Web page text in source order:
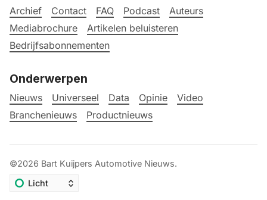
Archief Contact FAQ Podcast
Auteurs
Mediabrochure
Artikelen beluisteren
Bedrijfsabonnementen
Onderwerpen
Nieuws Universeel Data Opinie
Video
Branchenieuws
Productnieuws
©2026 Bart Kuijpers Automotive Nieuws.